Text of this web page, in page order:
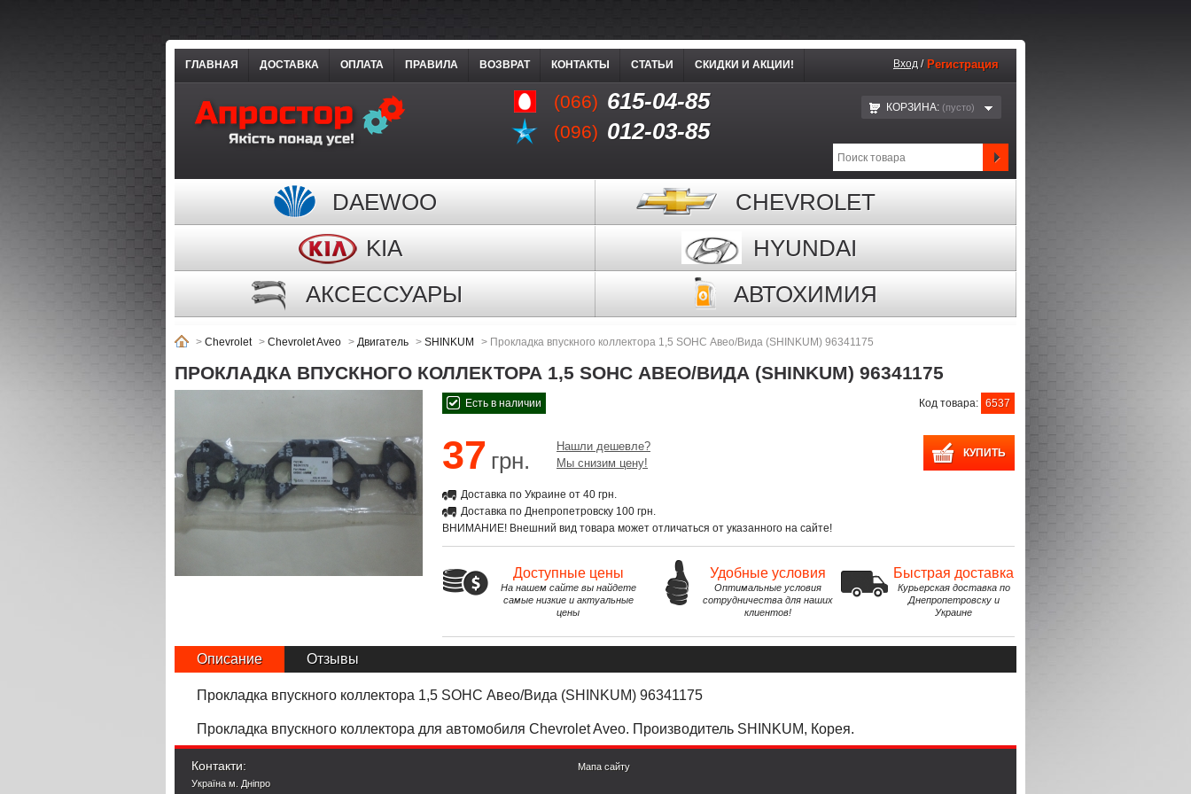
(066) 615-04-85
(096) 012-03-85
ГЛАВНАЯ ДОСТАВКА ОПЛАТА ПРАВИЛА ВОЗВРАТ КОНТАКТЫ СТАТЬИ СКИДКИ И АКЦИИ! Вход / Регистрация
КОРЗИНА: (пустo)
DAEWOO
CHEVROLET
KIA
HYUNDAI
АКСЕССУАРЫ
АВТОХИМИЯ
> Chevrolet > Chevrolet Aveo > Двигатель > SHINKUM > Прокладка впускного коллектора 1,5 SOHC Авео/Вида (SHINKUM) 96341175
ПРОКЛАДКА ВПУСКНОГО КОЛЛЕКТОРА 1,5 SOHC АВЕО/ВИДА (SHINKUM) 96341175
Есть в наличии Код товара: 6537
37 грн.
Нашли дешевле?
Мы снизим цену!
Доставка по Украине от 40 грн.
Доставка по Днепропетровску 100 грн.
ВНИМАНИЕ! Внешний вид товара может отличаться от указанного на сайте!
Доступные цены
На нашем сайте вы найдете
самые низкие и актуальные
цены
Удобные условия
Оптимальные условия
сотрудничества для наших
клиентов!
Быстрая доставка
Курьерская доставка по
Днепропетровску и
Украине
Описание Отзывы
Прокладка впускного коллектора 1,5 SOHC Авео/Вида (SHINKUM) 96341175
Прокладка впускного коллектора для автомобиля ChevroletAveo. Производитель SHINKUM, Корея.
Контакти:
Україна м. Дніпро
Мапа сайту